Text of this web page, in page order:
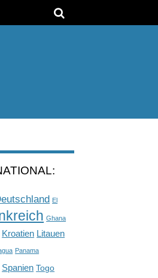
El
Ghana
Kroatien Litauen
Panama
Spanien Togo